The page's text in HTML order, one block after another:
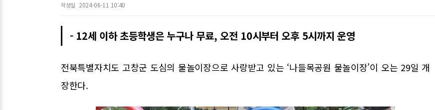
작성일 2024-06-11 10:40
- 12세 이하 초등학생은 누구나 무료, 오전 10시부터 오후 5시까지 운영
전북특별자치도 고창군 도심의 물놀이장으로 사랑받고 있는 ‘나들목공원 물놀이장’이 오는 29일 개
장한다.